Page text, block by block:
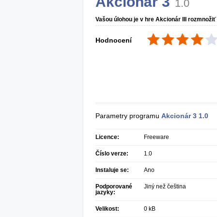
1.0
Vašou úlohou je v hre Akcionár III
Hodnocení
Parametry programu Akcionár 3 1.0
Licence: Freeware
Číslo verze: 1.0
Instaluje se: Ano
Podporované
jazyky:
Jiný než čeština
Velikost: 0 kB